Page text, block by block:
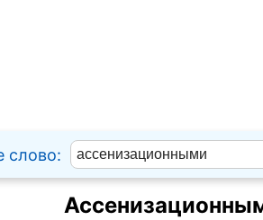
слово: